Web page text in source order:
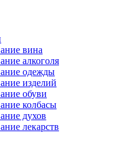
вина
алкоголя
одежды
изделий
обуви
колбасы
духов
лекарств